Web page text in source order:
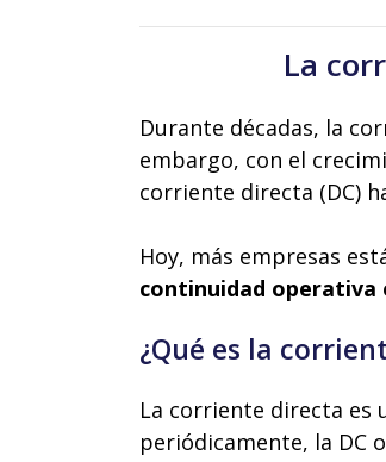
La
Durante décadas, la
embargo, con el
corriente directa (DC)
Hoy, más empresas
continuidad operativa
¿Qué es la
La corriente directa es
periódicamente, la DC